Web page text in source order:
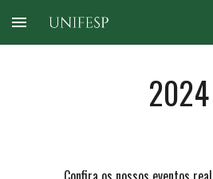
Skip to main content
2024